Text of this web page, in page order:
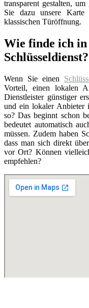
transparent gestalten,
Sie dazu unsere
klassischen Türöffnung.
Wie finde ich
Schlüsseldienst?
Wenn Sie einen
Vorteil, einen lokalen
Dienstleister günstiger
und ein lokaler Anbieter
so? Das beginnt schon
bedeutet automatisch
müssen. Zudem haben
dass man sich direkt
vor Ort? Können
empfehlen?